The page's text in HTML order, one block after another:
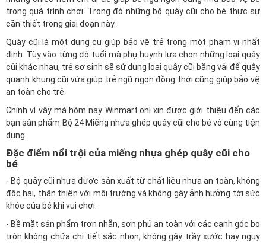
trong quá trình chơi. Trong đó những bộ quây cũi cho bé thực sự
cần thiết trong giai đoạn này.
Quây cũi là một dụng cụ giúp bảo vệ trẻ trong một phạm vi nhất
định. Tùy vào từng độ tuổi mà phụ huynh lựa chọn những loại quây
củi khác nhau, trẻ sơ sinh sẽ sử dụng loại quây cũi bằng vải để quây
quanh khung cũi vừa giúp trẻ ngũ ngon đồng thời cũng giúp bảo vệ
an toàn cho trẻ.
Chính vì vậy mà hôm nay Winmart.onl xin được giới thiệu đến các
bạn sản phẩm Bộ 24 Miếng nhựa ghép quây cũi cho bé vô cùng tiện
dụng.
Đặc điểm nổi trội của miếng nhựa ghép quây cũi cho
bé
- Bộ quây cũi nhựa được sản xuất từ chất liệu nhựa an toàn, không
độc hại, thân thiện với môi trường và không gây ảnh hưởng tới sức
khỏe của bé khi vui chơi.
- Bề mặt sản phẩm trơn nhẵn, sơn phủ an toàn với các cạnh góc bo
tròn không chứa chi tiết sắc nhọn, không gây trầy xước hay nguy